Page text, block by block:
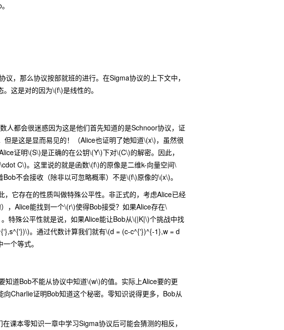
，那么协议按部就班的进行。在Sigma协议的上下文中，
。这是对的因为\(f\)是线性的。
人都会很迷惑因为这是他们首先知道的是Schnoor协议，证
但是这是显而易见的！（Alice也证明了她知道\(x\)，虽然很
证明\(S\)是正确的在公钥\(Y\)下对\(C\)的解密。因此，
C\)。这里说的就是函数\(f\)的原像是二维k-向量空间\
不会接收（除非以可忽略概率）不是\(f\)原像的\(x\)。
它存在的性质叫做特殊公平性。非正式的，考虑Alice已经
），Alice能找到一个\(r\)使得Bob接受？如果Alice存在\
特殊公平性就是说，如果Alice能让Bob从\(|K|\)个挑战中找
。通过代数计算我们就有\(d = (c-c^{'})^{-1},w = d
个等式。
知道Bob不能从协议中知道\(w\)的值。实际上Alice要的更
Charlie证明Bob知道这个秘密。零知识说得更多，Bob从
课本零知识一章中学习Sigma协议后可能会猜测的相反，